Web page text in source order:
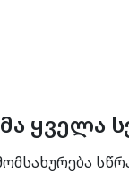
ყველა